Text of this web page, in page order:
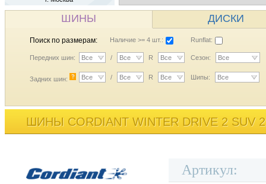
ШИНЫ ДИСКИ
Поиск по размерам: Наличие >= 4 шт.: Runflat:
Передних шин: Все / Все R Все Сезон: Все
Задних шин: ? Все / Все R Все Шипы: Все
ШИНЫ CORDIANT WINTER DRIVE 2 SUV
Артикул: